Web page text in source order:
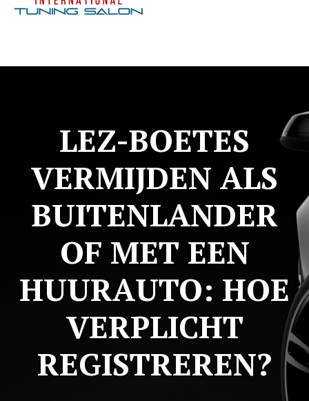
LEZ-BOETES
VERMIJDEN ALS
BUITENLANDER
OF MET EEN
HUURAUTO: HOE
VERPLICHT
REGISTREREN?